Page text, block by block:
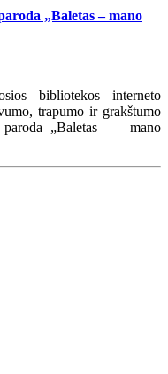
„Baletas – mano
bibliotekos interneto
trapumo ir grakštumo
„Baletas – mano